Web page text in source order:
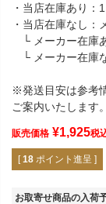
・当店在庫あり：
・当店在庫なし：
└ メーカー在庫
└ メーカー在庫
※発送目安は参考
ご案内いたします。
販売価格 ¥1,925税
[ 18 ポイント進呈 ]
お取寄せ商品の入荷